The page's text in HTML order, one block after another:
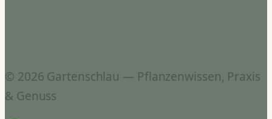
© 2026 Gartenschlau — Pflanzenwissen, Praxis
& Genuss